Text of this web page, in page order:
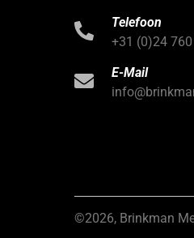
Telefoon
+31 (0)24
E-Mail
©2026, Brinkman